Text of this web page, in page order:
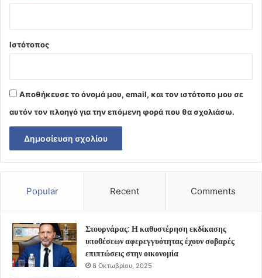
Ιστότοπος
Αποθήκευσε το όνομά μου, email, και τον ιστότοπο μου σε
αυτόν τον πλοηγό για την επόμενη φορά που θα σχολιάσω.
Popular Recent Comments
Στουρνάρας: Η καθυστέρηση εκδίκασης
υποθέσεων αφερεγγυότητας έχουν σοβαρές
επιπτώσεις στην οικονομία
8 Οκτωβρίου, 2025